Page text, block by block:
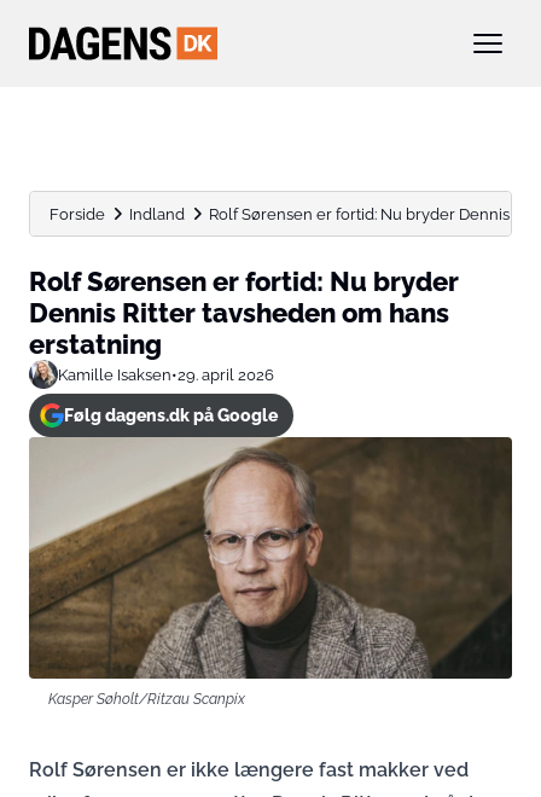
Forside Indland Rolf Sørensen er fortid: Nu bryder Dennis
Rolf Sørensen er fortid: Nu bryder
Dennis Ritter tavsheden om hans
erstatning
Kamille Isaksen•29. april 2026
Følg dagens.dk på Google
Kasper Søholt/Ritzau Scanpix
Rolf Sørensen er ikke længere fast makker ved